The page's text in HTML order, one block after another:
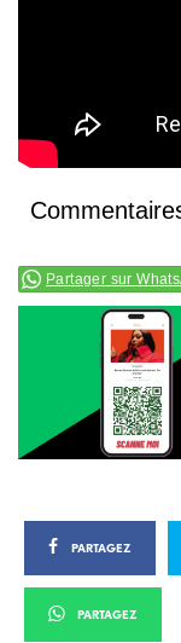
Partager sur
PARTAGEZ
PARTAGEZ